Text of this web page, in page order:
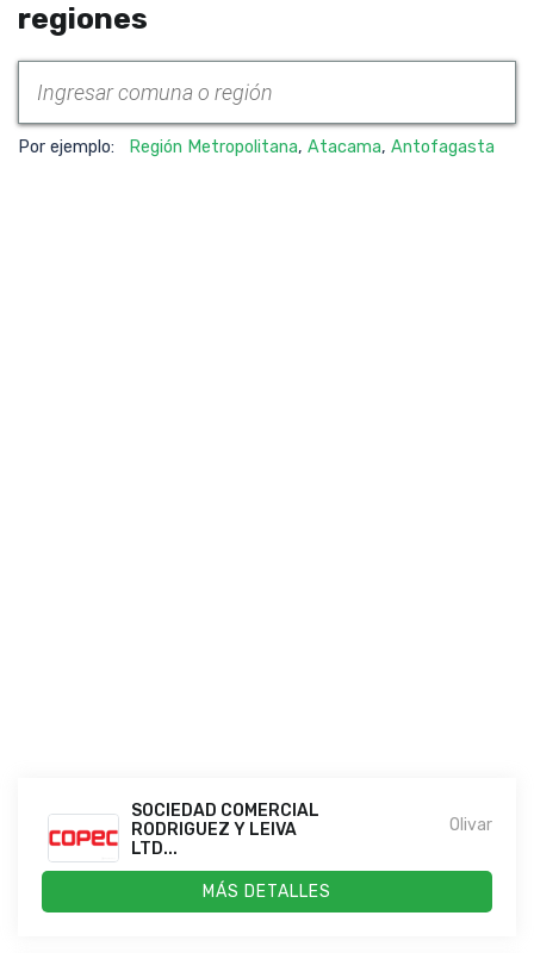
regiones
Por ejemplo: Región Metropolitana, Atacama, Antofagasta
SOCIEDAD COMERCIAL
RODRIGUEZ Y LEIVA
LTD...
Olivar
MÁS DETALLES